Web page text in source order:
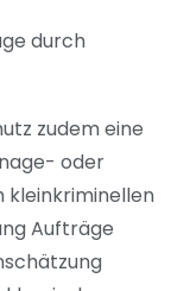
durch
zudem eine
oder
kleinkriminellen
Aufträge